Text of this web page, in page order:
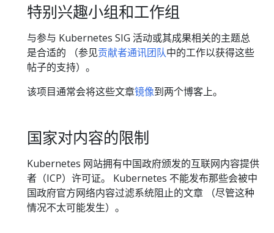
特别兴趣小组和工作组
与参与 Kubernetes SIG 活动或其成果相关的主题总
是合适的 （参见贡献者通讯团队中的工作以获得这些
帖子的支持）。
该项目通常会将这些文章镜像到两个博客上。
国家对内容的限制
Kubernetes 网站拥有中国政府颁发的互联网内容提供
者（ICP）许可证。 Kubernetes 不能发布那些会被中
国政府官方网络内容过滤系统阻止的文章 （尽管这种
情况不太可能发生）。